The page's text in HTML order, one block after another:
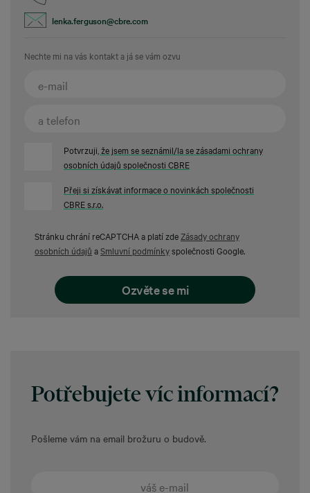
lenka.ferguson@cbre.com
Nechte mi na vás kontakt a já se vám ozvu
Potvrzuji , že jsem se seznámil/la se zásadami ochrany
osobních údajů společnosti CBRE
Přeji si získávat informace o novinkách společnosti
CBRE s.r.o.
Stránku chrání reCAPTCHA a platí zdeZásady ochrany
osobních údajů aSmluvní podmínkyspolečnosti Google.
Potřebujetevíc informací?
Pošleme vám na email brožuru o budově.